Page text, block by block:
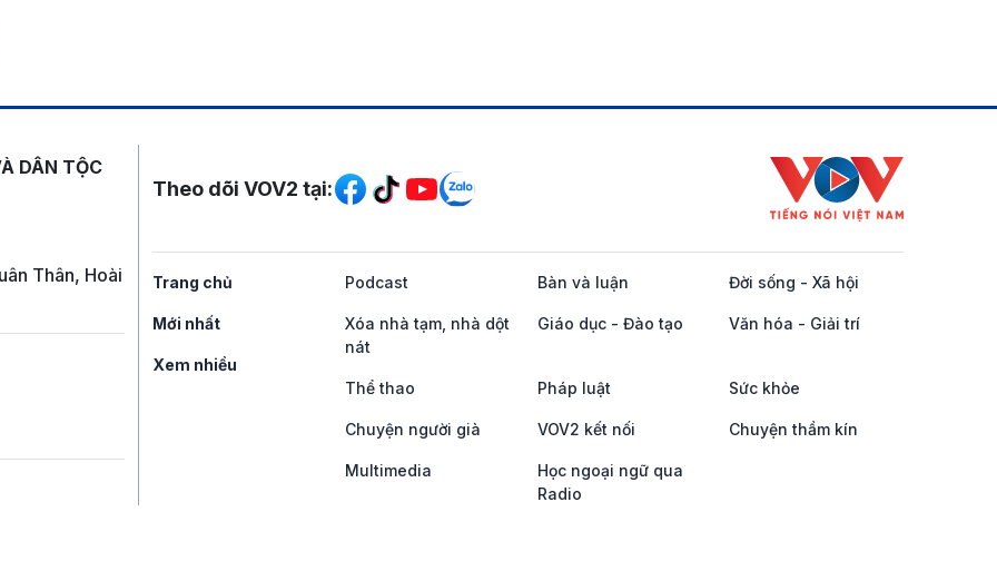
DÂN TỘC
Thân, Hoài
Mạng xã hội
Theo dõi VOV2 tại:
Trang chủ
Mới nhất
Xem nhiều
Podcast Bàn và luận Đời sống - Xã hội
Xóa nhà tạm, nhà dột
nát
Giáo dục - Đào tạo Văn hóa - Giải trí
Thể thao Pháp luật Sức khỏe
Chuyện người già VOV2 kết nối Chuyện thầm kín
Multimedia
Học ngoại ngữ qua
Radio